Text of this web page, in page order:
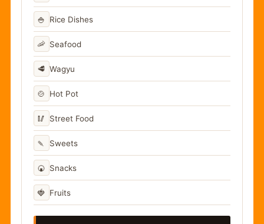
🍚 Rice Dishes
🦐 Seafood
🥩 Wagyu
🍲 Hot Pot
🥢 Street Food
🍡 Sweets
🍘 Snacks
🍓 Fruits